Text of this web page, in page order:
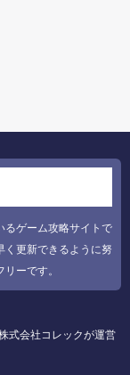
るゲーム攻略サイトで
く更新できるように努
ーです。
式会社コレックが運営